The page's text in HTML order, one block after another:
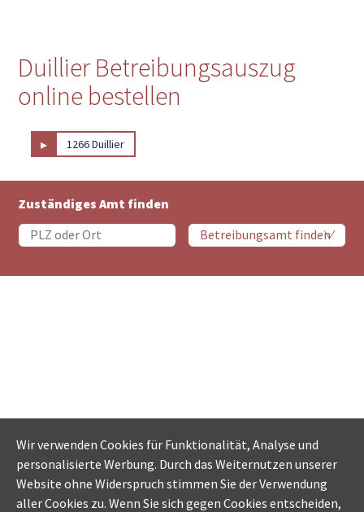
Duillier Betreibungsauszug
online bestellen
▸ 1266 Duillier
Zuständiges Amt finden
Wir verwenden Cookies für Funktionalität, Analyse und
personalisierte Werbung. Durch das Weiternutzen unserer
Website ohne Widerspruch stimmen Sie der Verwendung
aller Cookies zu. Wenn Sie sich gegen Cookies entscheiden,